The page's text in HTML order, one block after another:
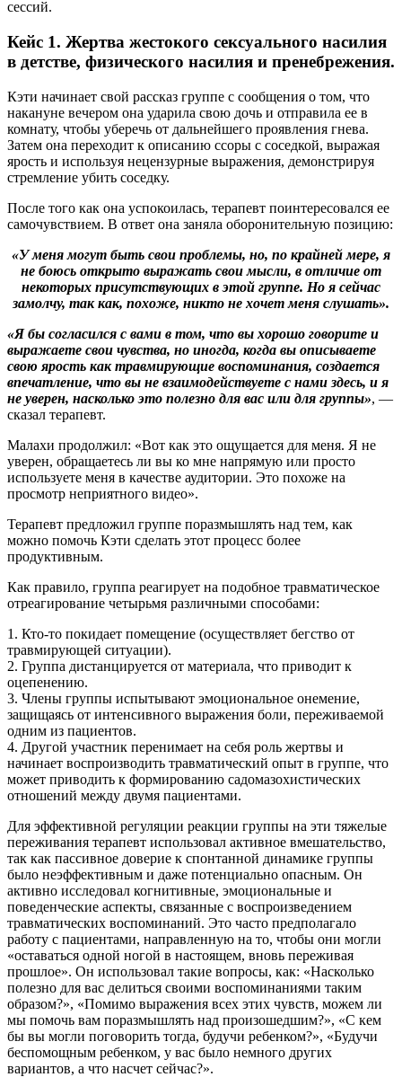
сессий.
Кейс 1. Жертва жестокого сексуального насилия
в детстве, физического насилия и пренебрежения.
Кэти начинает свой рассказ группе с сообщения о том, что
накануне вечером она ударила свою дочь и отправила ее в
комнату, чтобы уберечь от дальнейшего проявления гнева.
Затем она переходит к описанию ссоры с соседкой, выражая
ярость и используя нецензурные выражения, демонстрируя
стремление убить соседку.
После того как она успокоилась, терапевт поинтересовался ее
самочувствием. В ответ она заняла оборонительную позицию:
«У меня могут быть свои проблемы, но, по крайней мере, я
не боюсь открыто выражать свои мысли, в отличие от
некоторых присутствующих в этой группе. Но я сейчас
замолчу, так как, похоже, никто не хочет меня слушать».
«Я бы согласился с вами в том, что вы хорошо говорите и
выражаете свои чувства, но иногда, когда вы описываете
свою ярость как травмирующие воспоминания, создается
впечатление, что вы не взаимодействуете с нами здесь, и я
не уверен, насколько это полезно для вас или для группы», —
сказал терапевт.
Малахи продолжил: «Вот как это ощущается для меня. Я не
уверен, обращаетесь ли вы ко мне напрямую или просто
используете меня в качестве аудитории. Это похоже на
просмотр неприятного видео».
Терапевт предложил группе поразмышлять над тем, как
можно помочь Кэти сделать этот процесс более
продуктивным.
Как правило, группа реагирует на подобное травматическое
отреагирование четырьмя различными способами:
1. Кто-то покидает помещение (осуществляет бегство от
травмирующей ситуации).
2. Группа дистанцируется от материала, что приводит к
оцепенению.
3. Члены группы испытывают эмоциональное онемение,
защищаясь от интенсивного выражения боли, переживаемой
одним из пациентов.
4. Другой участник перенимает на себя роль жертвы и
начинает воспроизводить травматический опыт в группе, что
может приводить к формированию садомазохистических
отношений между двумя пациентами.
Для эффективной регуляции реакции группы на эти тяжелые
переживания терапевт использовал активное вмешательство,
так как пассивное доверие к спонтанной динамике группы
было неэффективным и даже потенциально опасным. Он
активно исследовал когнитивные, эмоциональные и
поведенческие аспекты, связанные с воспроизведением
травматических воспоминаний. Это часто предполагало
работу с пациентами, направленную на то, чтобы они могли
«оставаться одной ногой в настоящем, вновь переживая
прошлое». Он использовал такие вопросы, как: «Насколько
полезно для вас делиться своими воспоминаниями таким
образом?», «Помимо выражения всех этих чувств, можем ли
мы помочь вам поразмышлять над произошедшим?», «С кем
бы вы могли поговорить тогда, будучи ребенком?», «Будучи
беспомощным ребенком, у вас было немного других
вариантов, а что насчет сейчас?».